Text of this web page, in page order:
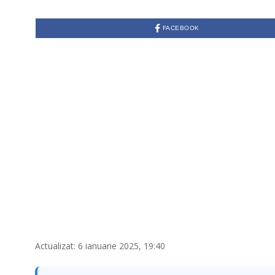
FACEBOOK
Actualizat: 6 ianuarie 2025, 19:40